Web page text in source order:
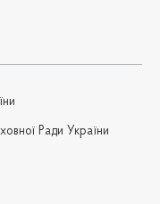
Ради України